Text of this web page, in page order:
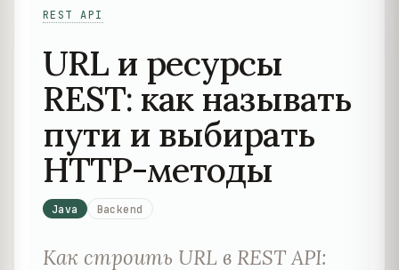
REST API
URL и ресурсы
REST: как называть
пути и выбирать
HTTP-методы
Java Backend
Как строить URL в REST API: